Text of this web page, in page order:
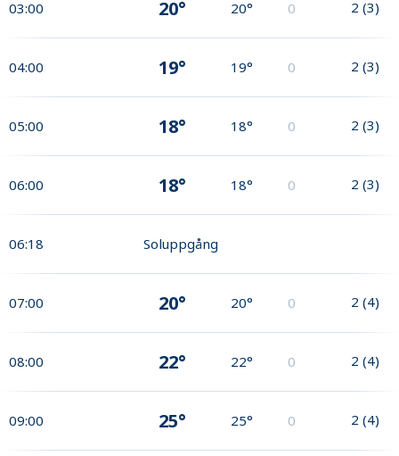
03:00 20° 20° 0 2 (3)
04:00 19° 19° 0 2 (3)
05:00 18° 18° 0 2 (3)
06:00 18° 18° 0 2 (3)
06:18 Soluppgång
07:00 20° 20° 0 2 (4)
08:00 22° 22° 0 2 (4)
09:00 25° 25° 0 2 (4)